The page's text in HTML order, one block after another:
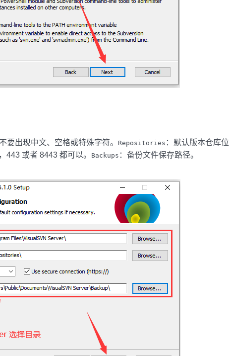
要出现中文、空格或特殊字符。 Repositories ：默认版本仓库位
443 或者 8443 都可以。 Backups ：备份文件保存路径。